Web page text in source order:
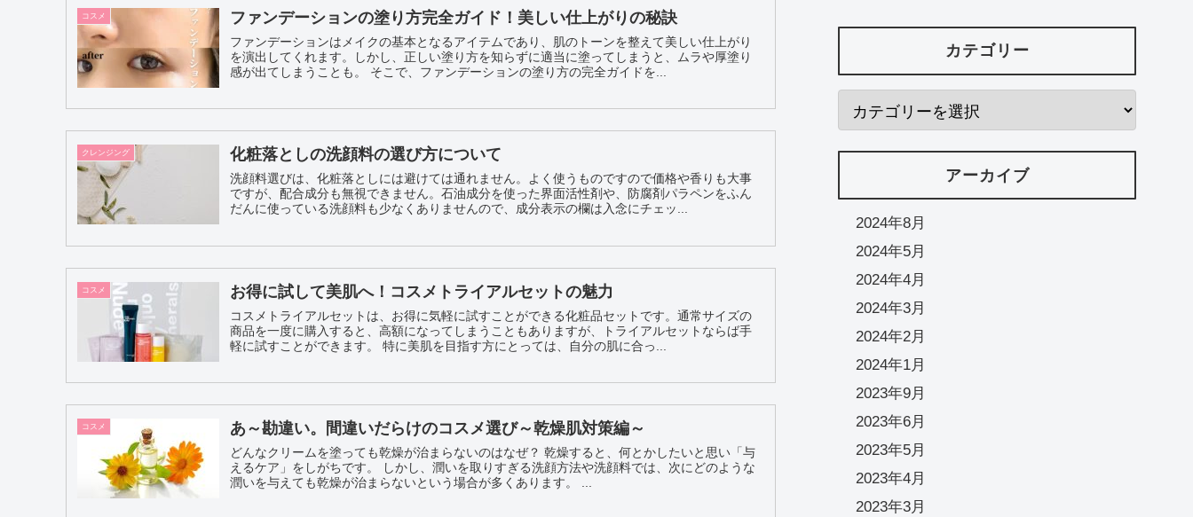
コスメ ファンデーションの塗り方完全ガイド！美しい仕上がりの秘訣
ファンデーションはメイクの基本となるアイテムであり、肌のトーンを整えて美しい仕上がり
を演出してくれます。しかし、正しい塗り方を知らずに適当に塗ってしまうと、ムラや厚塗り
感が出てしまうことも。 そこで、ファンデーションの塗り方の完全ガイドを...
クレンジング 化粧落としの洗顔料の選び方について
洗顔料選びは、化粧落としには避けては通れません。よく使うものですので価格や香りも大事
ですが、配合成分も無視できません。石油成分を使った界面活性剤や、防腐剤パラペンをふん
だんに使っている洗顔料も少なくありませんので、成分表示の欄は入念にチェッ...
コスメ お得に試して美肌へ！コスメトライアルセットの魅力
コスメトライアルセットは、お得に気軽に試すことができる化粧品セットです。通常サイズの
商品を一度に購入すると、高額になってしまうこともありますが、トライアルセットならば手
軽に試すことができます。 特に美肌を目指す方にとっては、自分の肌に合っ...
コスメ あ～勘違い。間違いだらけのコスメ選び～乾燥肌対策編～
どんなクリームを塗っても乾燥が治まらないのはなぜ？ 乾燥すると、何とかしたいと思い「与
えるケア」をしがちです。 しかし、潤いを取りすぎる洗顔方法や洗顔料では、次にどのような
潤いを与えても乾燥が治まらないという場合が多くあります。 ...
カテゴリー
アーカイブ
2024年8月
2024年5月
2024年4月
2024年3月
2024年2月
2024年1月
2023年9月
2023年6月
2023年5月
2023年4月
2023年3月